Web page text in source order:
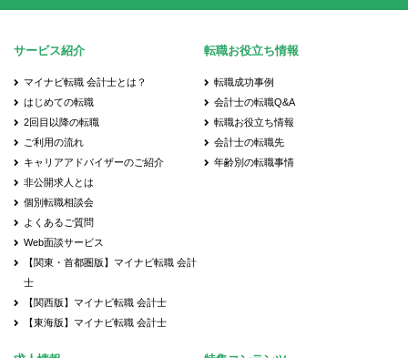
サービス紹介
マイナビ転職 会計士とは？
はじめての転職
2回目以降の転職
ご利用の流れ
キャリアアドバイザーのご紹介
非公開求人とは
個別転職相談会
よくあるご質問
Web面談サービス
【関東・首都圏版】マイナビ転職 会計
士
【関西版】マイナビ転職 会計士
【東海版】マイナビ転職 会計士
転職お役立ち情報
転職成功事例
会計士の転職Q&A
転職お役立ち情報
会計士の転職先
年齢別の転職事情